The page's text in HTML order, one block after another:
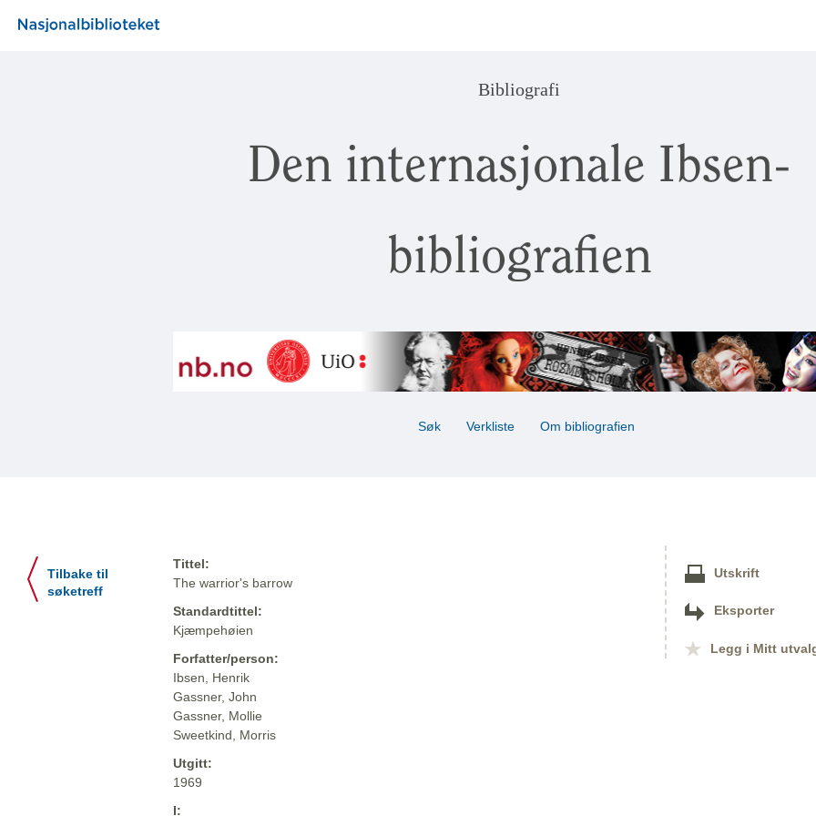
Bibliografi
Den internasjonale Ibsen-
bibliografien
Søk Verkliste Om bibliografien
Tilbake til
søketreff
Tittel:
The warrior's barrow
Standardtittel:
Kjæmpehøien
Forfatter/person:
Ibsen, Henrik
Gassner, John
Gassner, Mollie
Sweetkind, Morris
Utgitt:
1969
I:
Utskrift
Eksporter
Legg i Mitt